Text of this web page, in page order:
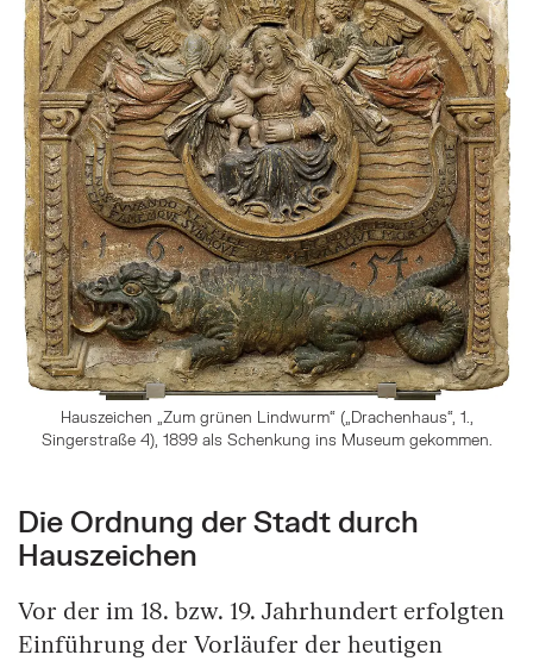
Hauszeichen „Zum grünen Lindwurm“ („Drachenhaus“, 1.,
Singerstraße 4), 1899 als Schenkung ins Museum gekommen.
Die Ordnung der Stadt durch
Hauszeichen
Vor der im 18. bzw. 19. Jahrhundert erfolgten
Einführung der Vorläufer der heutigen